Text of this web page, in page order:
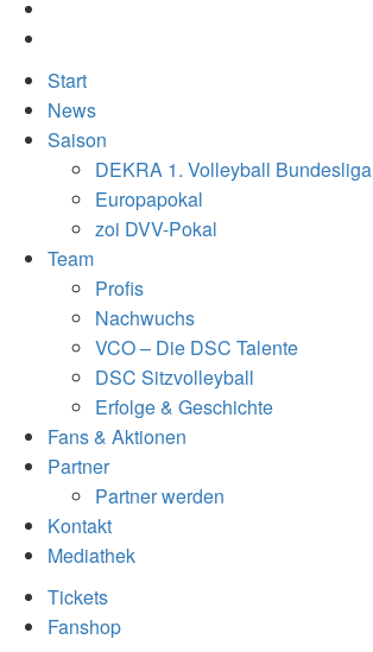
Start
News
Saison
DEKRA 1. Volleyball Bundesliga
Europapokal
zoi DVV-Pokal
Team
Profis
Nachwuchs
VCO – Die DSC Talente
DSC Sitzvolleyball
Erfolge & Geschichte
Fans & Aktionen
Partner
Partner werden
Kontakt
Mediathek
Tickets
Fanshop